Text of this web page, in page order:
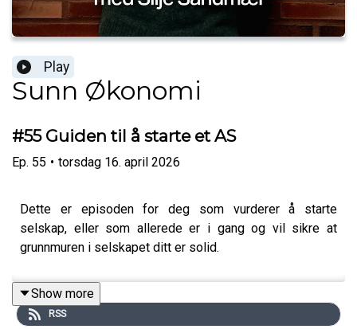
Play
Sunn Økonomi
#55 Guiden til å starte et AS
Ep. 55 • torsdag 16. april 2026
Dette er episoden for deg som vurderer å starte
selskap, eller som allerede er i gang og vil sikre at
grunnmuren i selskapet ditt er solid.
Show more
RSS